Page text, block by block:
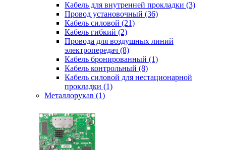
Кабель для внутренней прокладки (3)
Провод установочный (36)
Кабель силовой (21)
Кабель гибкий (2)
Провода для воздушных линий
электропередач (8)
Кабель бронированный (1)
Кабель контрольный (8)
Кабель силовой для нестационарной
прокладки (1)
Металлорукав (1)